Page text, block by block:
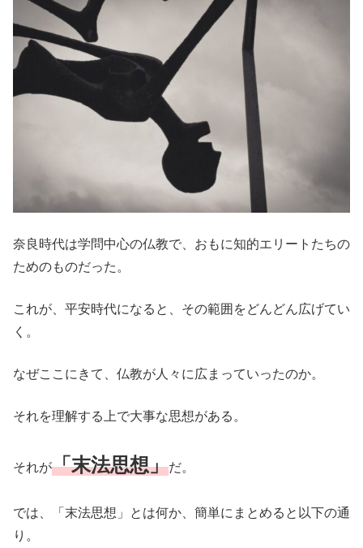
奈良時代は学問中心の仏教で、おもに知的エリートたちの
ためのものだった。
これが、平安時代になると、その範囲をどんどん広げてい
く。
なぜここにきて、仏教が人々に広まっていったのか。
それを理解する上で大事な思想がある。
それが「末法思想」だ。
では、「末法思想」とは何か、簡単にまとめると以下の通
り。